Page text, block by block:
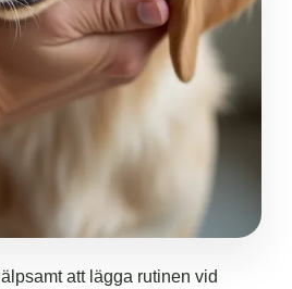
att lägga rutinen vid